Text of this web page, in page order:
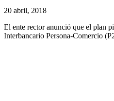
20 abril, 2018
El ente rector anunció que el plan
Interbancario Persona-Comercio